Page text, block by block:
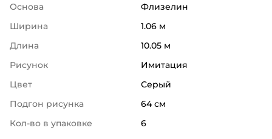
Основа
Флизелин
Ширина
1.06 м
Длина
10.05 м
Рисунок
Имитация
Цвет
Серый
Подгон рисунка
64 см
Кол-во в упаковке
6